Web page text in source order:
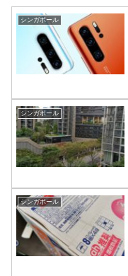
シンガポール
シンガポール
シンガポール